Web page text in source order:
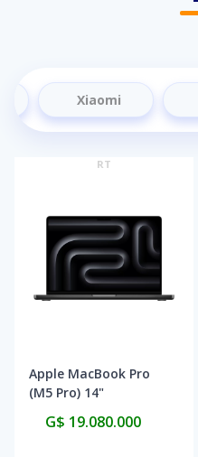
Xiaomi
RT
Apple MacBook Pro
(M5 Pro) 14"
2026 - Space Black
G$ 19.080.000